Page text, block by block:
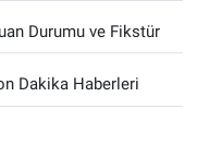
Durumu ve Fikstür
Dakika Haberleri